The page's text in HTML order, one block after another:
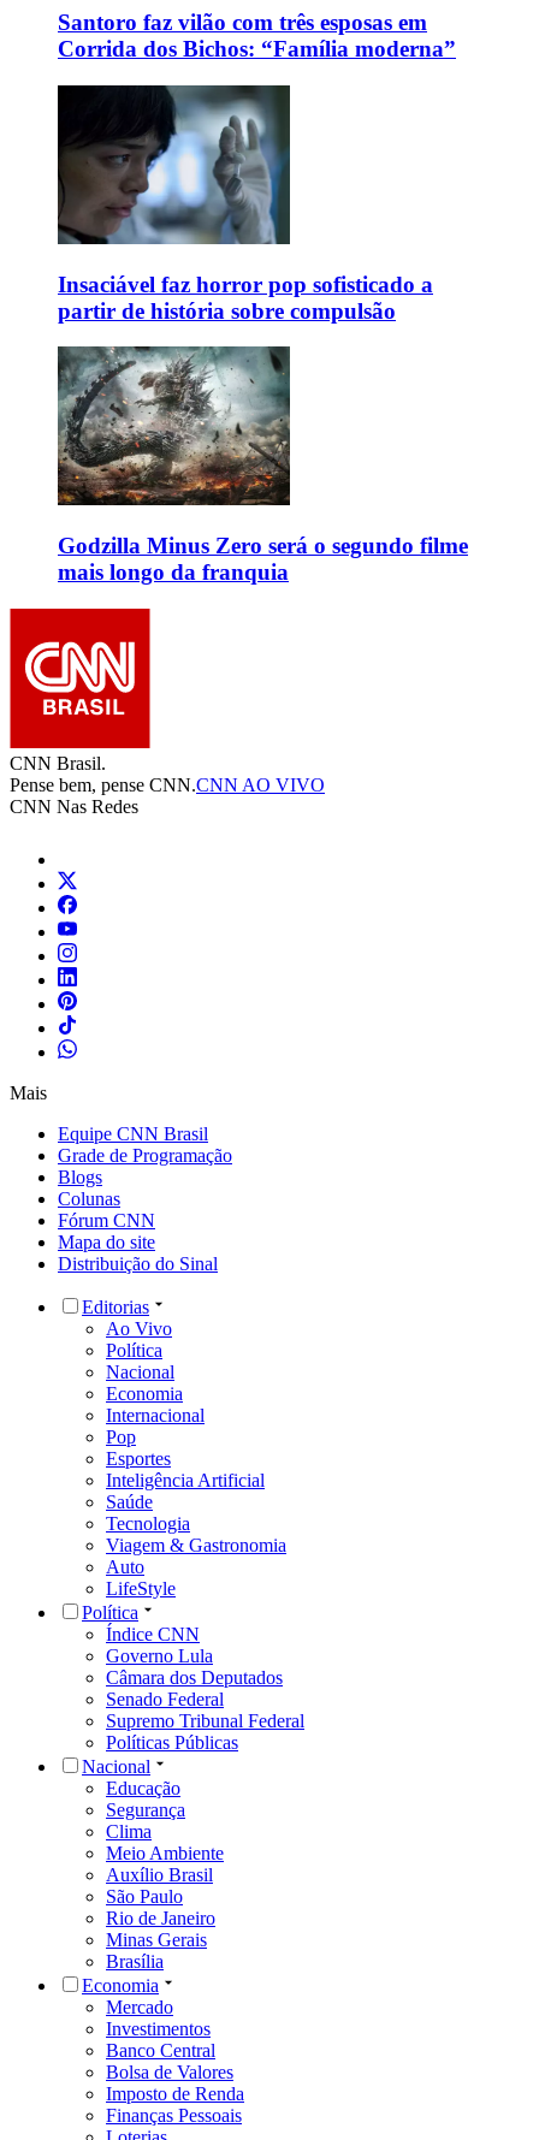
Santoro faz vilão com três esposas em
Corrida dos Bichos: “Família moderna”
Insaciável faz horror pop sofisticado a
partir de história sobre compulsão
Godzilla Minus Zero será o segundo filme
mais longo da franquia
CNN Brasil.
Pense bem, pense CNN.CNN AO VIVO
CNN Nas Redes
Mais
Equipe CNN Brasil
Grade de Programação
Blogs
Colunas
Fórum CNN
Mapa do site
Distribuição do Sinal
Editorias
Ao Vivo
Política
Nacional
Economia
Internacional
Pop
Esportes
Inteligência Artificial
Saúde
Tecnologia
Viagem & Gastronomia
Auto
LifeStyle
Política
Índice CNN
Governo Lula
Câmara dos Deputados
Senado Federal
Supremo Tribunal Federal
Políticas Públicas
Nacional
Educação
Segurança
Clima
Meio Ambiente
Auxílio Brasil
São Paulo
Rio de Janeiro
Minas Gerais
Brasília
Economia
Mercado
Investimentos
Banco Central
Bolsa de Valores
Imposto de Renda
Finanças Pessoais